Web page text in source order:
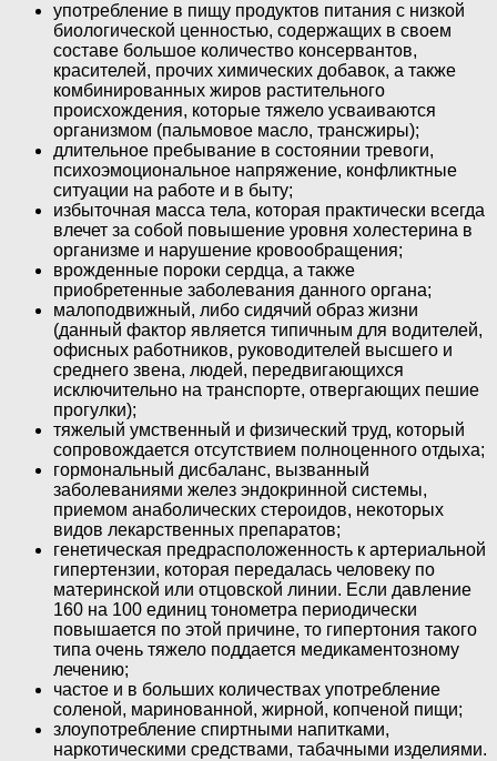
употребление в пищу продуктов питания с низкой
биологической ценностью, содержащих в своем
составе большое количество консервантов,
красителей, прочих химических добавок, а также
комбинированных жиров растительного
происхождения, которые тяжело усваиваются
организмом (пальмовое масло, трансжиры);
длительное пребывание в состоянии тревоги,
психоэмоциональное напряжение, конфликтные
ситуации на работе и в быту;
избыточная масса тела, которая практически всегда
влечет за собой повышение уровня холестерина в
организме и нарушение кровообращения;
врожденные пороки сердца, а также
приобретенные заболевания данного органа;
малоподвижный, либо сидячий образ жизни
(данный фактор является типичным для водителей,
офисных работников, руководителей высшего и
среднего звена, людей, передвигающихся
исключительно на транспорте, отвергающих пешие
прогулки);
тяжелый умственный и физический труд, который
сопровождается отсутствием полноценного отдыха;
гормональный дисбаланс, вызванный
заболеваниями желез эндокринной системы,
приемом анаболических стероидов, некоторых
видов лекарственных препаратов;
генетическая предрасположенность к артериальной
гипертензии, которая передалась человеку по
материнской или отцовской линии. Если давление
160 на 100 единиц тонометра периодически
повышается по этой причине, то гипертония такого
типа очень тяжело поддается медикаментозному
лечению;
частое и в больших количествах употребление
соленой, маринованной, жирной, копченой пищи;
злоупотребление спиртными напитками,
наркотическими средствами, табачными изделиями.